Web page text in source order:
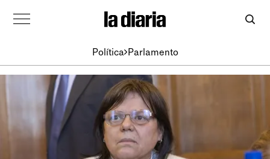
Política Parlamento